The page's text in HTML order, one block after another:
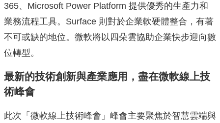
365、Microsoft Power Platform 提供優秀的生產力和
業務流程工具。Surface 則對於企業軟硬體整合，有著
不可或缺的地位。微軟將以四朵雲協助企業快步迎向數
位轉型。
最新的技術創新與產業應用，盡在微軟線上技
術峰會
此次「微軟線上技術峰會」峰會主要聚焦於智慧雲端與